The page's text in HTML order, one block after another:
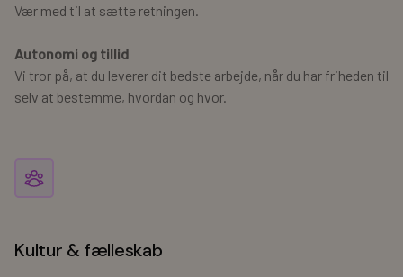
Vær med til at sætte retningen.
Autonomi og tillid
Vi tror på, at du leverer dit bedste arbejde, når du har friheden til
selv at bestemme, hvordan og hvor.
Kultur & fælleskab